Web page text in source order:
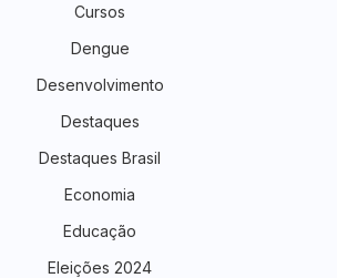
Cursos
Dengue
Desenvolvimento
Destaques
Destaques Brasil
Economia
Educação
Eleições 2024